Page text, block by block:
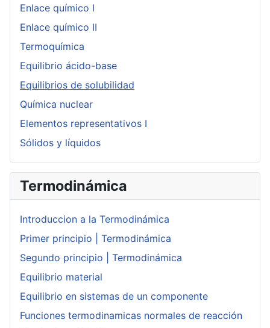
Enlace químico I
Enlace químico II
Termoquímica
Equilibrio ácido-base
Equilibrios de solubilidad
Química nuclear
Elementos representativos I
Sólidos y líquidos
Termodinámica
Introduccion a la Termodinámica
Primer principio | Termodinámica
Segundo principio | Termodinámica
Equilibrio material
Equilibrio en sistemas de un componente
Funciones termodinamicas normales de reacción